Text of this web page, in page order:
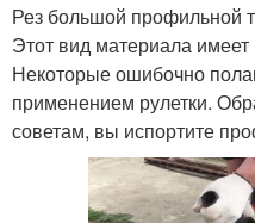
Рез большой профильной
Этот вид материала
Некоторые ошибочно
применением рулетки.
советам, вы испортите